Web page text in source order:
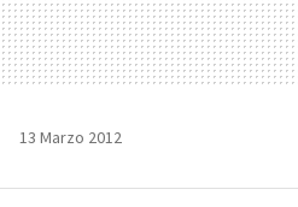
13 Marzo 2012